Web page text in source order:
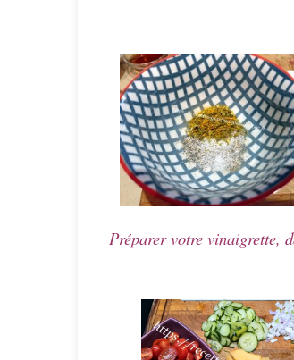
Préparer votre vinaigrette,